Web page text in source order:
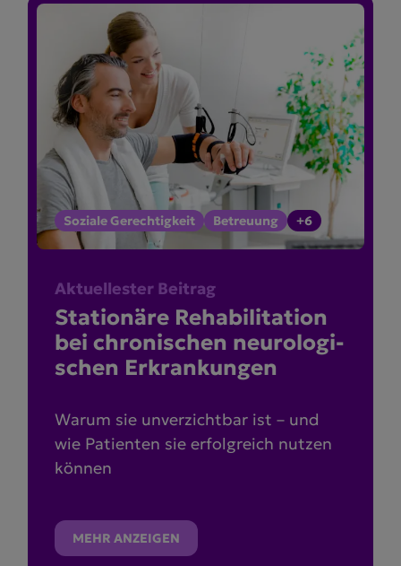
Soziale Gerechtigkeit Betreuung +6
Aktuellester Beitrag
Stationäre Rehabi­li­tation
bei chroni­schen neuro­lo­gi­
schen Erkran­kungen
Warum sie unverzichtbar ist – und
wie Patienten sie erfolgreich nutzen
können
MEHR ANZEIGEN